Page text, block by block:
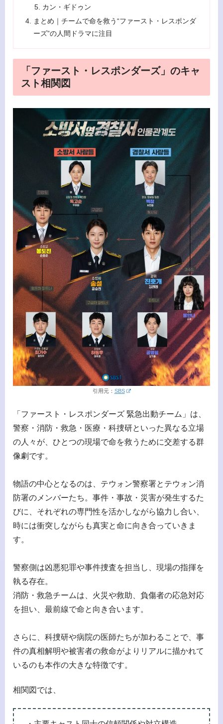
カン・ギドゥン
まとめ｜チームで命を救う“ファースト・レスポンダ
ーズ”の人間ドラマに注目
「ファースト・レスポンダーズ」のキャ
スト相関図
引用元： SBS
「ファースト・レスポンダーズ 緊急出動チーム」は、
警察・消防・救急・医療・科捜研といった異なる立場
の人々が、ひとつの現場で命を救うために交差する群
像劇です。
物語の中心となるのは、テウォン警察署とテウォン消
防署のメンバーたち。事件・事故・災害が発生するた
びに、それぞれの専門性を活かしながら協力し合い、
時には衝突しながらも真実と命に向き合っていきま
す。
警察側は凶悪犯罪や事件捜査を担当し、現場の指揮を
執る存在。
消防・救急チームは、火災や救助、負傷者の応急対応
を担い、最前線で命と向き合います。
さらに、科捜研や病院の医師たちが加わることで、事
件の真相解明や被害者の救命がよりリアルに描かれて
いるのも本作の大きな特徴です。
相関図では、